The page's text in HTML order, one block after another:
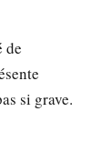
de
si grave.